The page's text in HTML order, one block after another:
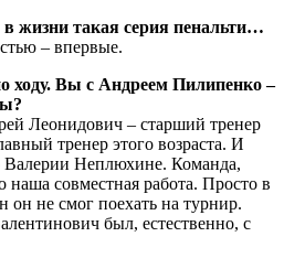
жизни такая серия пенальти…
– впервые.
ходу. Вы с Андреем Пилипенко –
Леонидович – старший тренер
тренер этого возраста. И
Валерии Неплюхине. Команда,
наша совместная работа. Просто в
он не смог поехать на турнир.
был, естественно, с